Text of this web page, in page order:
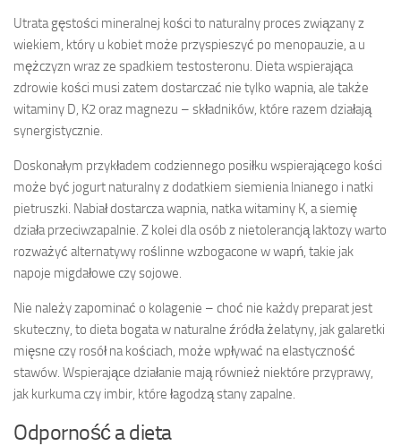
Utrata gęstości mineralnej kości to naturalny proces związany z
wiekiem, który u kobiet może przyspieszyć po menopauzie, a u
mężczyzn wraz ze spadkiem testosteronu. Dieta wspierająca
zdrowie kości musi zatem dostarczać nie tylko wapnia, ale także
witaminy D, K2 oraz magnezu – składników, które razem działają
synergistycznie.
Doskonałym przykładem codziennego posiłku wspierającego kości
może być jogurt naturalny z dodatkiem siemienia lnianego i natki
pietruszki. Nabiał dostarcza wapnia, natka witaminy K, a siemię
działa przeciwzapalnie. Z kolei dla osób z nietolerancją laktozy warto
rozważyć alternatywy roślinne wzbogacone w wapń, takie jak
napoje migdałowe czy sojowe.
Nie należy zapominać o kolagenie – choć nie każdy preparat jest
skuteczny, to dieta bogata w naturalne źródła żelatyny, jak galaretki
mięsne czy rosół na kościach, może wpływać na elastyczność
stawów. Wspierające działanie mają również niektóre przyprawy,
jak kurkuma czy imbir, które łagodzą stany zapalne.
Odporność a dieta